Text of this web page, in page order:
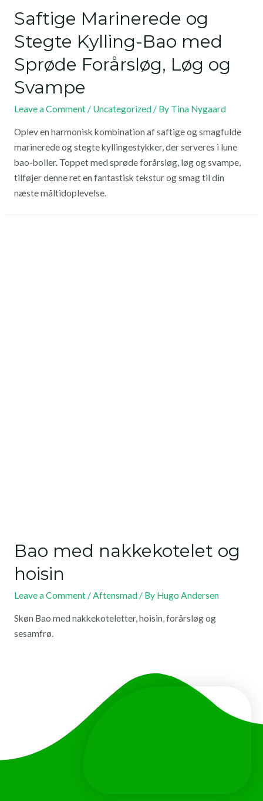
Saftige Marinerede og
Stegte Kylling-Bao med
Sprøde Forårsløg, Løg og
Svampe
Leave a Comment / Uncategorized/ By Tina Nygaard
Oplev en harmonisk kombination af saftige og smagfulde
marinerede og stegte kyllingestykker, der serveres i lune
bao-boller. Toppet med sprøde forårsløg, løg og svampe,
tilføjer denne ret en fantastisk tekstur og smag til din
næste måltidoplevelse.
Bao med nakkekotelet og
hoisin
Leave a Comment /Aftensmad/ By Hugo Andersen
Skøn Bao med nakkekoteletter, hoisin, forårsløg og
sesamfrø.